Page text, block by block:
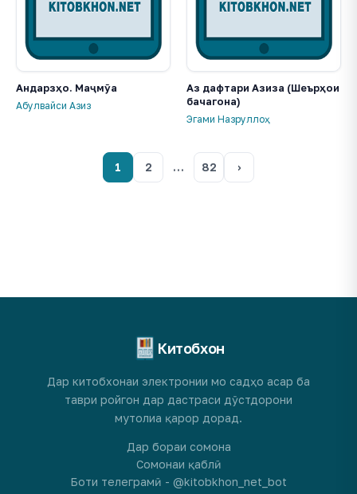
Андарзҳо. Маҷмӯа
Абулвайси Азиз
Аз дафтари Азиза (Шеърҳои
бачагона)
Эгами Назруллоҳ
1 2 … 82 ›
Китобхон
Дар китобхонаи электронии мо садҳо асар ба
таври ройгон дар дастраси дӯстдорони
мутолиа қарор дорад.
Дар бораи сомона
Сомонаи қаблӣ
Боти телеграмӣ - @kitobkhon_net_bot